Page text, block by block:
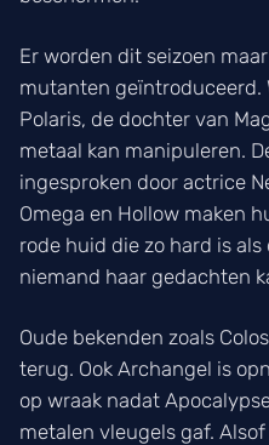
Er worden dit seizoen
mutanten geïntroduceerd.
Polaris, de dochter van
metaal kan manipuleren.
ingesproken door actrice
Omega en Hollow maken
rode huid die zo hard is
niemand haar gedachten
Oude bekenden zoals
terug. Ook Archangel is
op wraak nadat
metalen vleugels gaf.